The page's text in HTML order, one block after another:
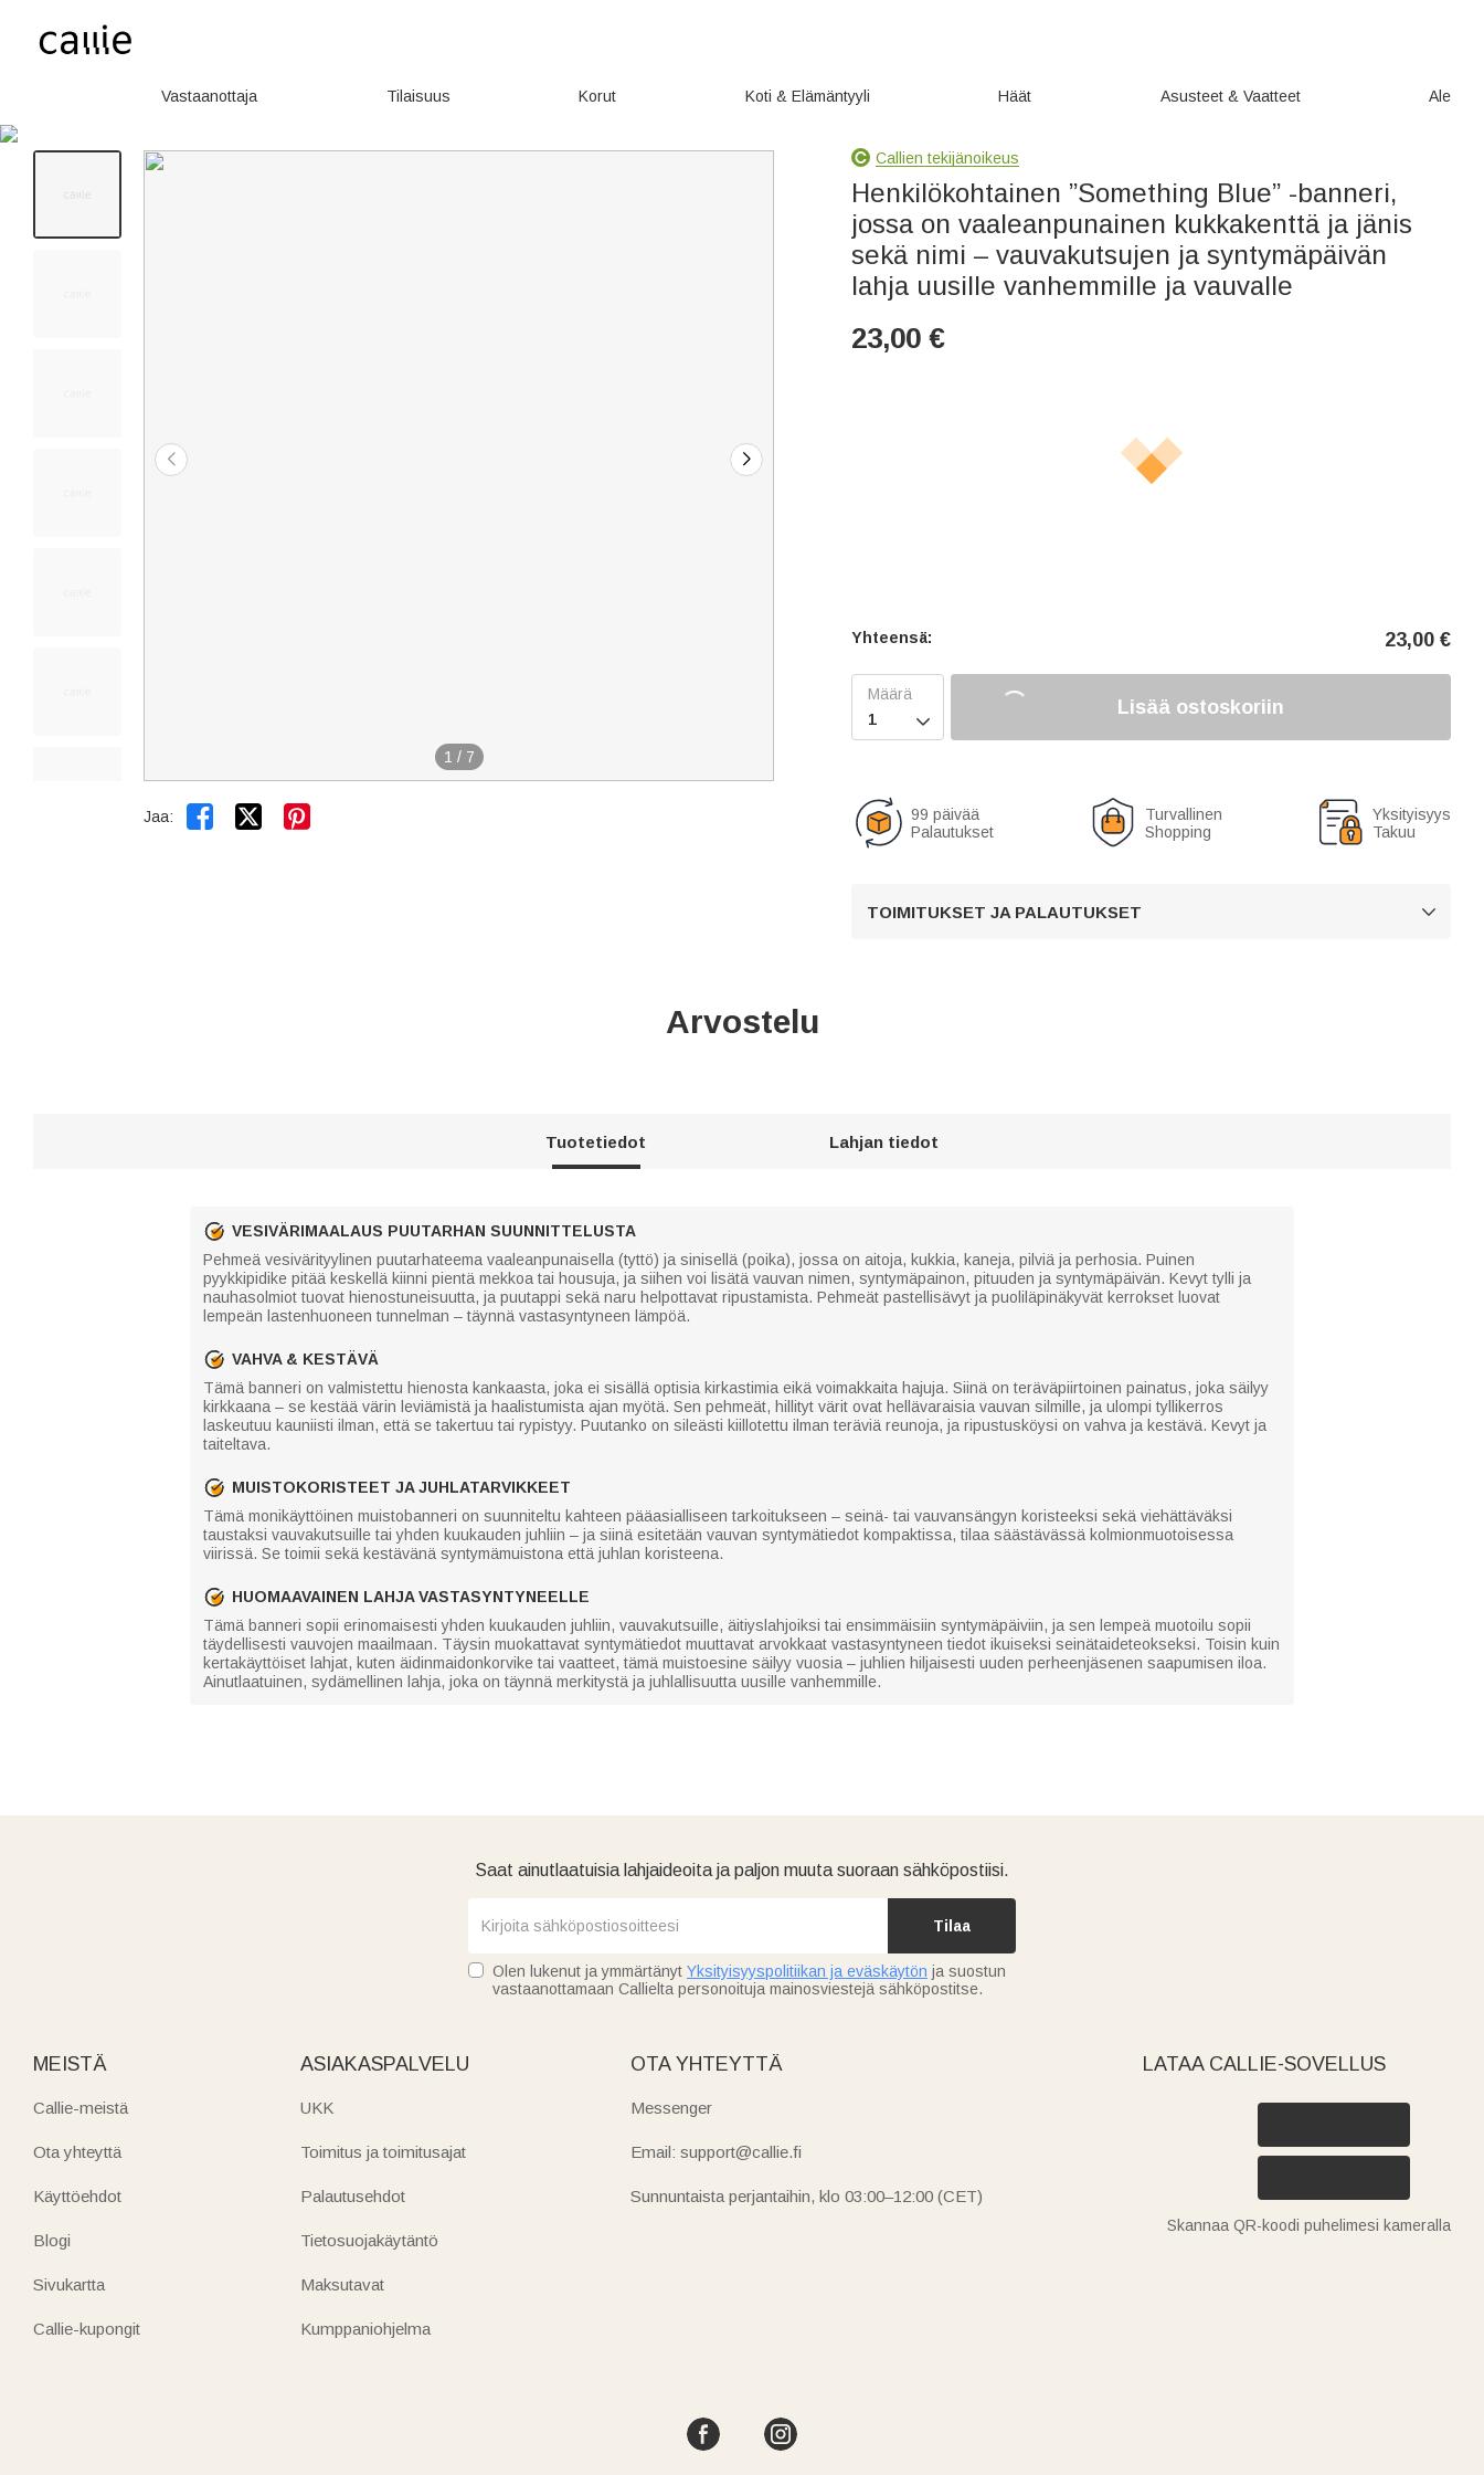
Vastaanottaja Tilaisuus Korut Koti & Elämäntyyli Häät Asusteet & Vaatteet Ale
1 / 7
Jaa:  
Callien tekijänoikeus
Henkilökohtainen ”Something Blue” -banneri,
jossa on vaaleanpunainen kukkakenttä ja jänis
sekä nimi – vauvakutsujen ja syntymäpäivän
lahja uusille vanhemmille ja vauvalle
23,00 €
Yhteensä: 23,00 €

Lisää ostoskoriin
99 päivää
Palautukset
Turvallinen
Shopping
Yksityisyys
Takuu
TOIMITUKSET JA PALAUTUKSET 
Arvostelu
Tuotetiedot Lahjan tiedot
VESIVÄRIMAALAUS PUUTARHAN SUUNNITTELUSTA
Pehmeä vesivärityylinen puutarhateema vaaleanpunaisella (tyttö) ja sinisellä (poika), jossa on aitoja, kukkia, kaneja, pilviä ja perhosia. Puinen
pyykkipidike pitää keskellä kiinni pientä mekkoa tai housuja, ja siihen voi lisätä vauvan nimen, syntymäpainon, pituuden ja syntymäpäivän. Kevyt tylli ja
nauhasolmiot tuovat hienostuneisuutta, ja puutappi sekä naru helpottavat ripustamista. Pehmeät pastellisävyt ja puoliläpinäkyvät kerrokset luovat
lempeän lastenhuoneen tunnelman – täynnä vastasyntyneen lämpöä.
VAHVA & KESTÄVÄ
Tämä banneri on valmistettu hienosta kankaasta, joka ei sisällä optisia kirkastimia eikä voimakkaita hajuja. Siinä on teräväpiirtoinen painatus, joka säilyy
kirkkaana – se kestää värin leviämistä ja haalistumista ajan myötä. Sen pehmeät, hillityt värit ovat hellävaraisia vauvan silmille, ja ulompi tyllikerros
laskeutuu kauniisti ilman, että se takertuu tai rypistyy. Puutanko on sileästi kiillotettu ilman teräviä reunoja, ja ripustusköysi on vahva ja kestävä. Kevyt ja
taiteltava.
MUISTOKORISTEET JA JUHLATARVIKKEET
Tämä monikäyttöinen muistobanneri on suunniteltu kahteen pääasialliseen tarkoitukseen – seinä- tai vauvansängyn koristeeksi sekä viehättäväksi
taustaksi vauvakutsuille tai yhden kuukauden juhliin – ja siinä esitetään vauvan syntymätiedot kompaktissa, tilaa säästävässä kolmionmuotoisessa
viirissä. Se toimii sekä kestävänä syntymämuistona että juhlan koristeena.
HUOMAAVAINEN LAHJA VASTASYNTYNEELLE
Tämä banneri sopii erinomaisesti yhden kuukauden juhliin, vauvakutsuille, äitiyslahjoiksi tai ensimmäisiin syntymäpäiviin, ja sen lempeä muotoilu sopii
täydellisesti vauvojen maailmaan. Täysin muokattavat syntymätiedot muuttavat arvokkaat vastasyntyneen tiedot ikuiseksi seinätaideteokseksi. Toisin kuin
kertakäyttöiset lahjat, kuten äidinmaidonkorvike tai vaatteet, tämä muistoesine säilyy vuosia – juhlien hiljaisesti uuden perheenjäsenen saapumisen iloa.
Ainutlaatuinen, sydämellinen lahja, joka on täynnä merkitystä ja juhlallisuutta uusille vanhemmille.
Saat ainutlaatuisia lahjaideoita ja paljon muuta suoraan sähköpostiisi.
Tilaa
Olen lukenut ja ymmärtänyt Yksityisyyspolitiikan ja eväskäytön ja suostun
vastaanottamaan Callielta personoituja mainosviestejä sähköpostitse.
MEISTÄ
Callie-meistä
Ota yhteyttä
Käyttöehdot
Blogi
Sivukartta
Callie-kupongit
ASIAKASPALVELU
UKK
Toimitus ja toimitusajat
Palautusehdot
Tietosuojakäytäntö
Maksutavat
Kumppaniohjelma
OTA YHTEYTTÄ
Messenger
Email: support@callie.fi
Sunnuntaista perjantaihin, klo 03:00–12:00 (CET)
LATAA CALLIE-SOVELLUS
Skannaa QR-koodi puhelimesi kameralla